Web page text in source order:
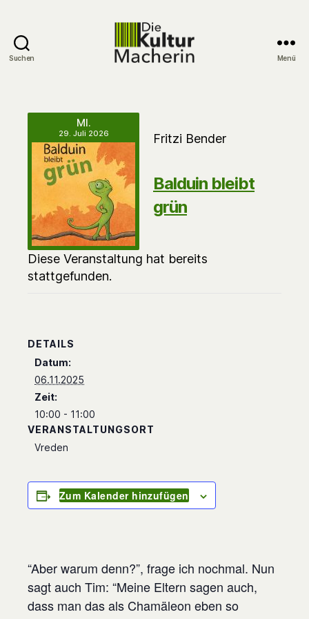
Suchen Menü
MI.
29. Juli 2026 Fritzi Bender
Balduin bleibt
grün
Diese Veranstaltung hat bereits
stattgefunden.
DETAILS
Datum:
06.11.2025
Zeit:
10:00 - 11:00
VERANSTALTUNGSORT
Vreden
Zum Kalender hinzufügen
“Aber warum denn?”, frage ich nochmal. Nun
sagt auch Tim: “Meine Eltern sagen auch,
dass man das als Chamäleon eben so